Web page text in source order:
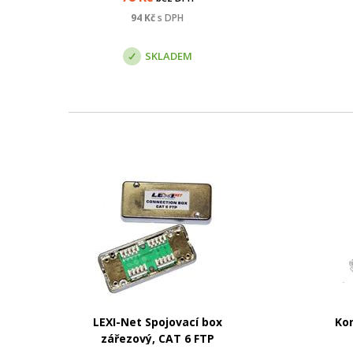
keystony lze zařezat speciálními
94 Kčs DPH
SKLADEM
LEXI-Net Spojovací box
zářezový, CAT 6 FTP